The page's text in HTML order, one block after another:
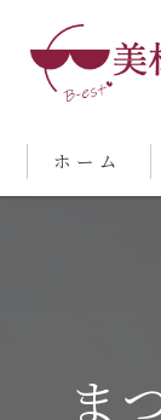
ホーム
ま